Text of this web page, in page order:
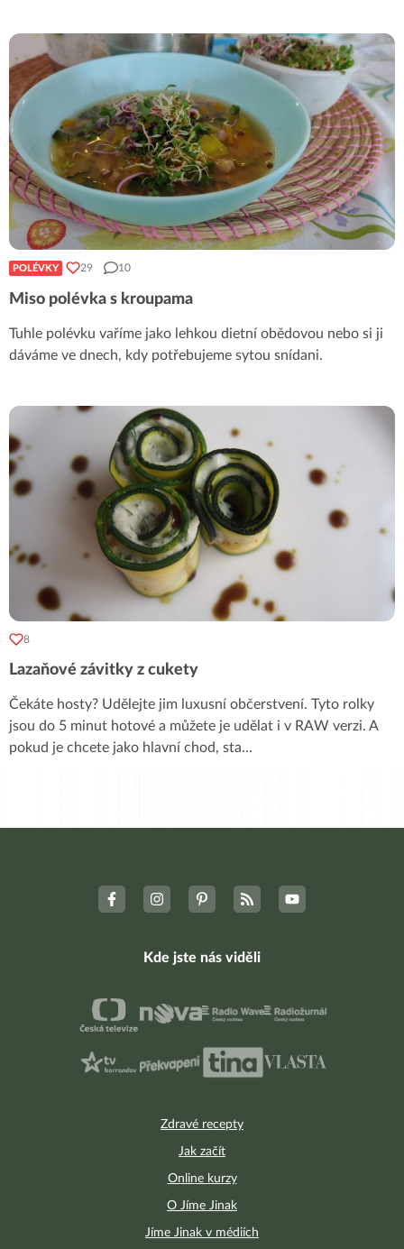
POLÉVKY 29 10
Miso polévka s kroupama
Tuhle polévku vaříme jako lehkou dietní obědovou nebo si ji
dáváme ve dnech, kdy potřebujeme sytou snídani.
8
Lazaňové závitky z cukety
Čekáte hosty? Udělejte jim luxusní občerstvení. Tyto rolky
jsou do 5 minut hotové a můžete je udělat i v RAW verzi. A
pokud je chcete jako hlavní chod, sta...
Zdravé recepty
Jak začít
Online kurzy
O Jíme Jinak
Jíme Jinak v médiích
Kde jste nás viděli